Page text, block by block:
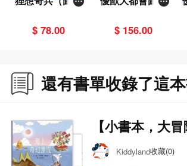
$ 78.00
冊）
$ 156.00
還有書單收錄了這
【小書本，大
伴讀書單
Kiddyland收藏(0)